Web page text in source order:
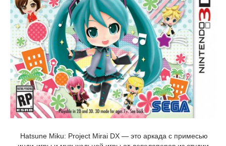
Hatsune Miku: Project Mirai DX — это аркада с примесью